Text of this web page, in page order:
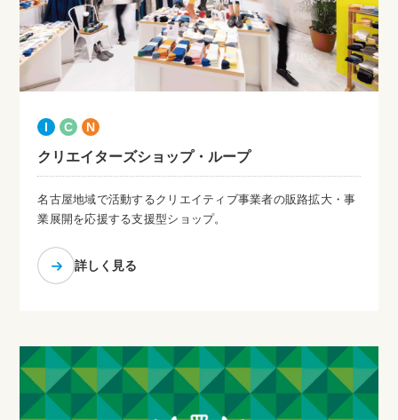
I C N
クリエイターズショップ・ループ
名古屋地域で活動するクリエイティブ事業者の販路拡大・事
業展開を応援する支援型ショップ。
詳しく見る